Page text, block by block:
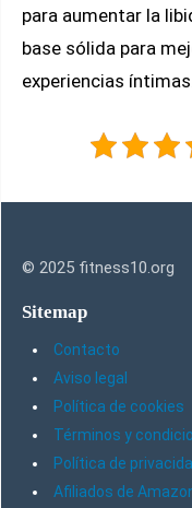
para aumentar la
base sólida para
experiencias íntimas.
© 2025 fitness10.org
Sitemap
Contacto
Aviso legal
Política de cookies
Términos y
Política de
Afiliados de